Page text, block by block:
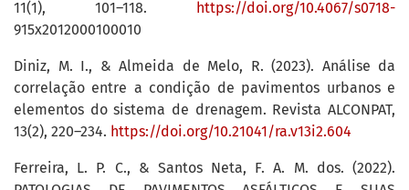
11(1), 101–118.
https://doi.org/10.4067/s0718-
915x2012000100010
Diniz, M. I., & Almeida de Melo, R. (2023). Análise da
correlação entre a condição de pavimentos urbanos e
elementos do sistema de drenagem. Revista ALCONPAT,
13(2), 220–234. https://doi.org/10.21041/ra.v13i2.604
Ferreira, L. P. C., & Santos Neta, F. A. M. dos. (2022).